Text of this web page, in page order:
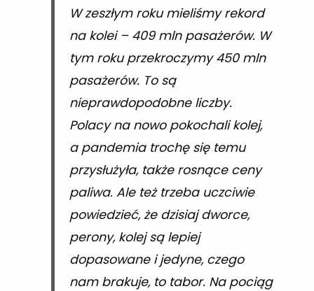
W zeszłym roku mieliśmy rekord
na kolei – 409 mln pasażerów. W
tym roku przekroczymy 450 mln
pasażerów. To są
nieprawdopodobne liczby.
Polacy na nowo pokochali kolej,
a pandemia trochę się temu
przysłużyła, także rosnące ceny
paliwa. Ale też trzeba uczciwie
powiedzieć, że dzisiaj dworce,
perony, kolej są lepiej
dopasowane i jedyne, czego
nam brakuje, to tabor. Na pociąg